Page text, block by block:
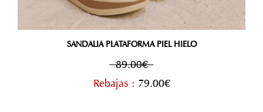
SANDALIA PLATAFORMA PIEL HIELO
89.00€
Rebajas : 79.00€